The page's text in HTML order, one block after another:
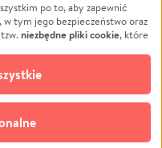
Edukacja
Podróż
Impreza
Ochrona środowiska
Biznes
po to, aby zapewnić
w tym jego bezpieczeństwo oraz
niezbędne pliki cookie, które
cookie
Możesz wyrazić
dowolnym momencie masz
„Zarządzaj zgodami cookie”,
Opcjonalne pliki
celach: